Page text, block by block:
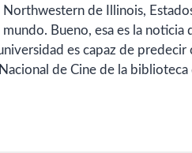
de Illinois,
Bueno, esa es la
es capaz de
de Cine de la